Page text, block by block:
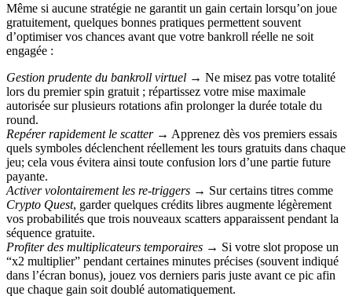
Même si aucune stratégie ne garantit un gain certain lorsqu’on joue
gratuitement, quelques bonnes pratiques permettent souvent
d’optimiser vos chances avant que votre bankroll réelle ne soit
engagée :
Gestion prudente du bankroll virtuel → Ne misez pas votre totalité
lors du premier spin gratuit ; répartissez votre mise maximale
autorisée sur plusieurs rotations afin prolonger la durée totale du
round.
Repérer rapidement le scatter→ Apprenez dès vos premiers essais
quels symboles déclenchent réellement les tours gratuits dans chaque
jeu; cela vous évitera ainsi toute confusion lors d’une partie future
payante.
Activer volontairement les re‑triggers → Sur certains titres comme
Crypto Quest, garder quelques crédits libres augmente légèrement
vos probabilités que trois nouveaux scatters apparaissent pendant la
séquence gratuite.
Profiter des multiplicateurs temporaires → Si votre slot propose un
“x2 multiplier” pendant certaines minutes précises (souvent indiqué
dans l’écran bonus), jouez vos derniers paris juste avant ce pic afin
que chaque gain soit doublé automatiquement.